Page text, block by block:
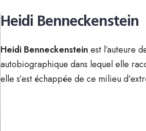
Heidi Benneckenstein
Heidi Benneckenstein est l’auteure
autobiographique dans lequel elle
elle s’est échappée de ce milieu